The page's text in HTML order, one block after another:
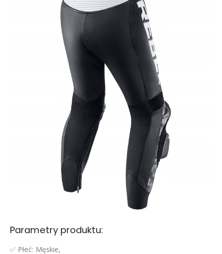
Parametry produktu:
✅ Płeć: Męskie,